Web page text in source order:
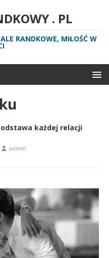
. PL
RANDKOWE, MIŁOŚĆ W
każdej relacji
admin